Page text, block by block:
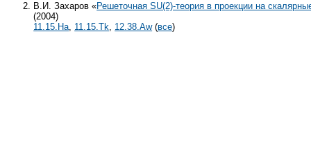
В.И. Захаров «Решеточная SU(2)-теория в проекции на
(2004)
11.15.Ha, 11.15.Tk, 12.38.Aw(все)